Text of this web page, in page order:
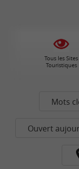
Tous les Sites
Touristiques
Mots
Ouvert